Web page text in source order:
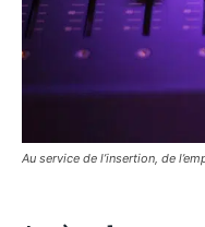
Au service de l’insertion, de